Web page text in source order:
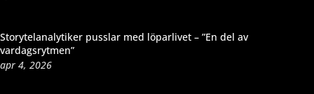
Storytelanalytiker pusslar med löparlivet – ”En del av
vardagsrytmen”
apr 4, 2026